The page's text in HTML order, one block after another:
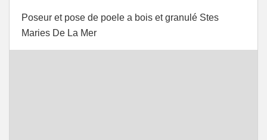
Poseur et pose de poele a bois et granulé Stes
Maries De La Mer